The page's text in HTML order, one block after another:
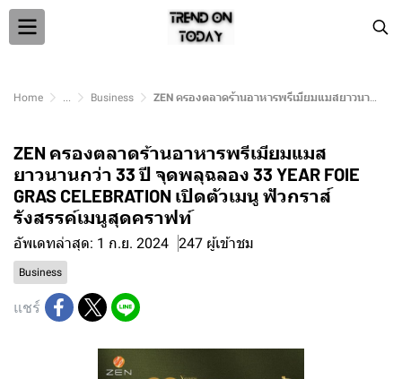
Home ... Business ZEN ครองตลาดร้านอาหารพรีเมียมแมสยาวนานกว่า 33 ปี จุดพลุฉลอง 33 YEAR FOIE GRAS CELEBRATION เปิดตัวเมนู ฟัวกราส์ รังสรรค์เมนูสุดคราฟท์
ZEN ครองตลาดร้านอาหารพรีเมียมแมส
ยาวนานกว่า 33 ปี จุดพลุฉลอง 33 YEAR FOIE
GRAS CELEBRATION เปิดตัวเมนู ฟัวกราส์
รังสรรค์เมนูสุดคราฟท์
อัพเดทล่าสุด: 1 ก.ย. 2024 247 ผู้เข้าชม
Business
แชร์